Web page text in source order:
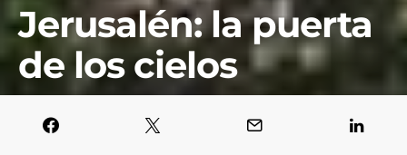
Jerusalén: la puerta
de los cielos
Javier García Blanco 14 julio, 2018